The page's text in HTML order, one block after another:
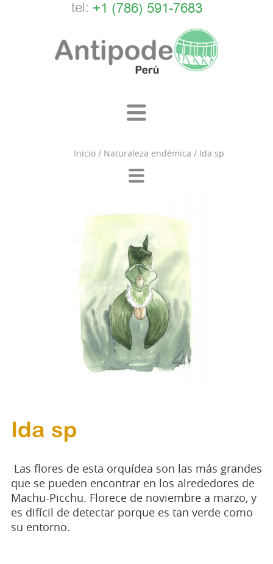
tel: +1 (786) 591-7683
Inicio/ Naturaleza endémica / Ida sp
Ida sp
Las flores de esta orquídea son las más grandes
que se pueden encontrar en los alrededores de
Machu-Picchu. Florece de noviembre a marzo, y
es difícil de detectar porque es tan verde como
su entorno.